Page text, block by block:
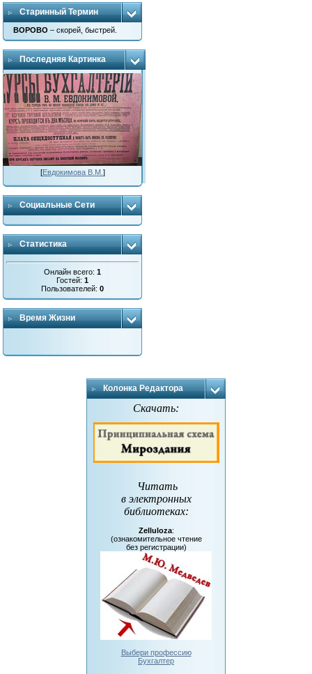
Старинный Термин
ВОРОВО – скорей, быстрей.
Последняя Картинка
[Евдокимова В.М. ]
Социальные Сети
Статистика
Онлайн всего:1
Гостей:1
Пользователей:0
Время Жизни
Колонка Редактора
Скачать:
Читать
в электронных
библиотеках:
Zelluloza:
(ознакомительное чтение
без регистрации)
Выбери профессию
Бухгалтер